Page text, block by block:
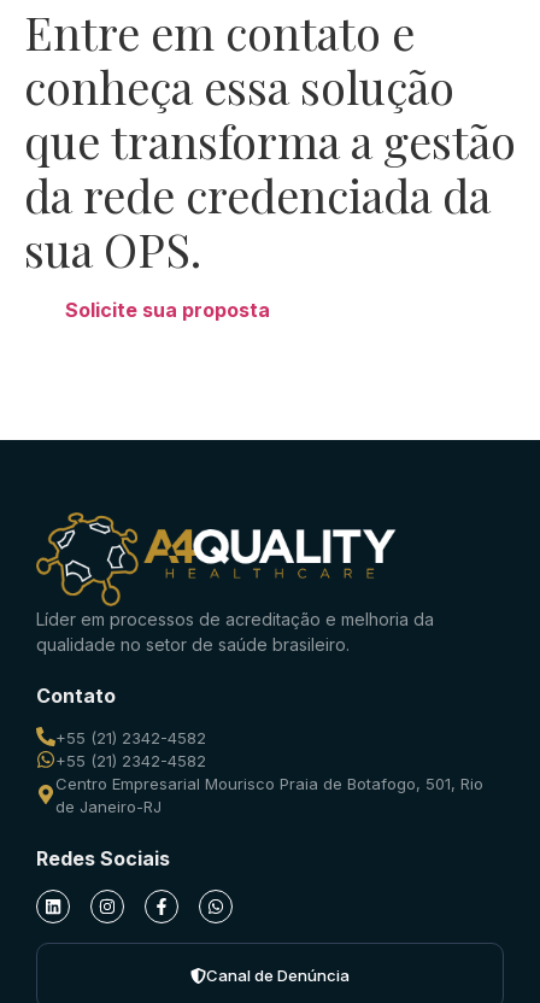
Entre em contato e
conheça essa solução
que transformaa gestão
da rede credenciada da
sua OPS.
Solicite sua proposta
Líder em processos de acreditação e melhoria da
qualidade no setor de saúde brasileiro.
Contato
+55 (21) 2342-4582
+55 (21) 2342-4582
Centro Empresarial Mourisco Praia de Botafogo, 501, Rio
de Janeiro-RJ
Redes Sociais
Canal de Denúncia